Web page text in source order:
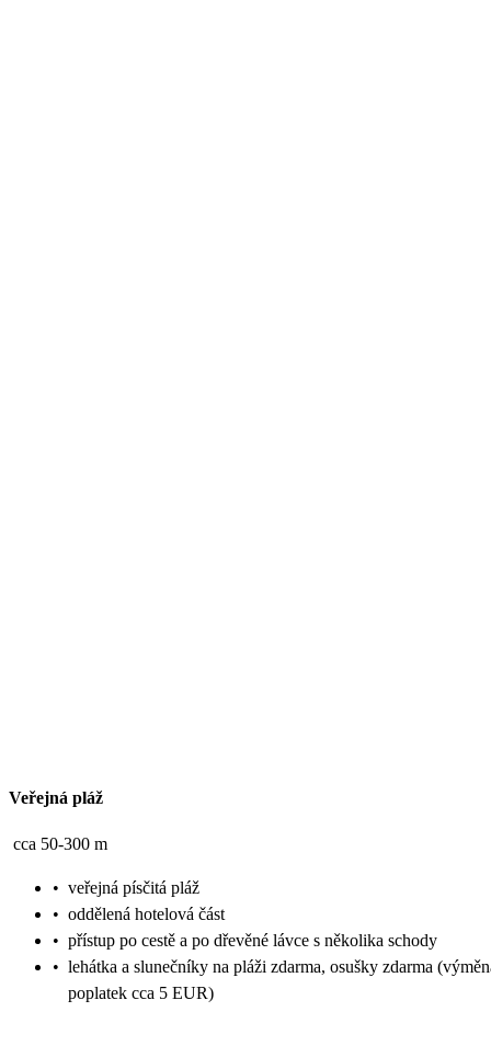
Veřejná pláž
cca 50-300 m
• veřejná písčitá pláž
• oddělená hotelová část
• přístup po cestě a po dřevěné lávce s několika schody
• lehátka a slunečníky na pláži zdarma, osušky zdarma
poplatek cca 5 EUR)